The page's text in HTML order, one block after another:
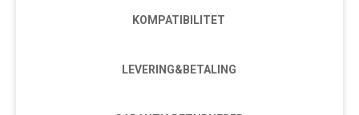
KOMPATIBILITET
LEVERING&BETALING